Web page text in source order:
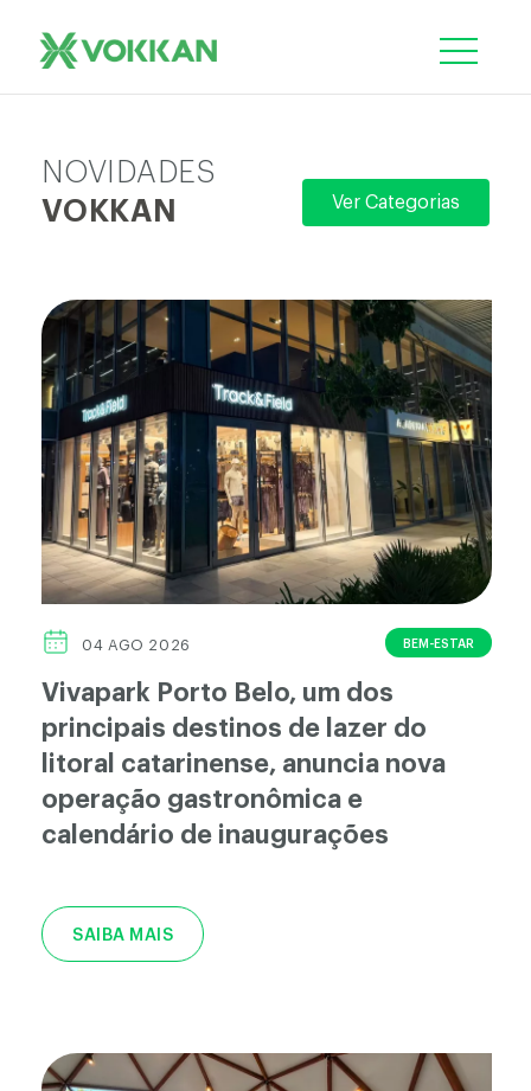
NOVIDADES
VOKKAN
Ver Categorias
04 AGO 2026 BEM-ESTAR
Vivapark Porto Belo, um dos
principais destinos de lazer do
litoral catarinense, anuncia nova
operação gastronômica e
calendário de inaugurações
SAIBA MAIS